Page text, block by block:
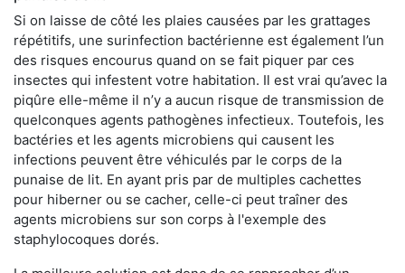
Si on laisse de côté les plaies causées par les grattages
répétitifs, une surinfection bactérienne est également l’un
des risques encourus quand on se fait piquer par ces
insectes qui infestent votre habitation. Il est vrai qu’avec la
piqûre elle-même il n’y a aucun risque de transmission de
quelconques agents pathogènes infectieux. Toutefois, les
bactéries et les agents microbiens qui causent les
infections peuvent être véhiculés par le corps de la
punaise de lit. En ayant pris par de multiples cachettes
pour hiberner ou se cacher, celle-ci peut traîner des
agents microbiens sur son corps à l'exemple des
staphylocoques dorés.